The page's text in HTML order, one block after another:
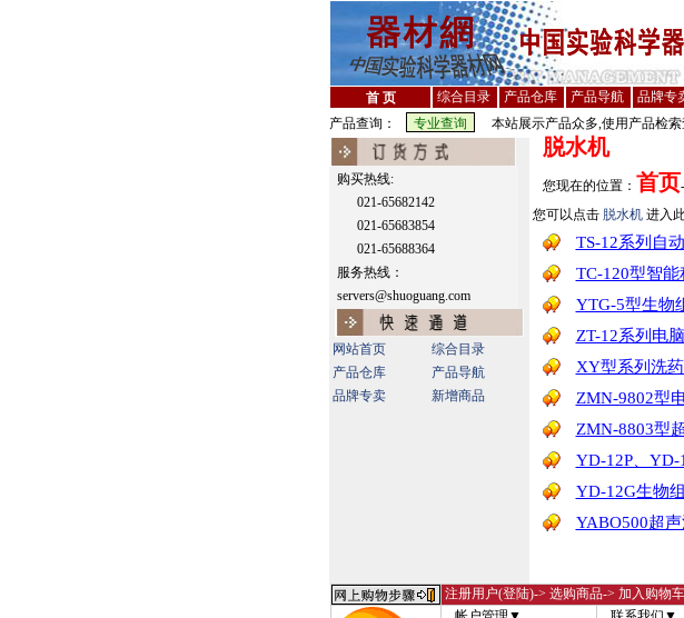
首 页 综合目录 产品仓库 产品导航 品牌专
产品查询：
本站展示产品众多,使用产品检
购买热线:
021-65682142
021-65683854
021-65688364
服务热线：
servers@shuoguang.com
网站首页
综合目录
产品仓库
产品导航
品牌专卖
新增商品
脱水机
您现在的位置： 首页
您可以点击 脱水机 进入
TS-12系列自
TC-120型智
YTG-5型生物
ZT-12系列电
XY型系列洗
ZMN-9802型
ZMN-8803型
YD-12P、YD-
YD-12G生物
YABO500超
注册用户(登陆)-> 选购商品-> 加入购物